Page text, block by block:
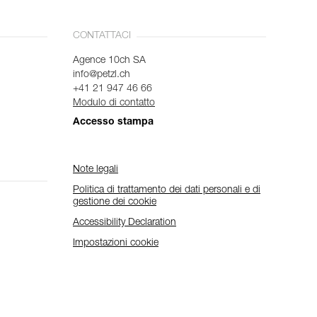
CONTATTACI
Agence 10ch SA
info@petzl.ch
+41 21 947 46 66
Modulo di contatto
Accesso stampa
Note legali
Politica di trattamento dei dati personali e di
gestione dei cookie
Accessibility Declaration
Impostazioni cookie